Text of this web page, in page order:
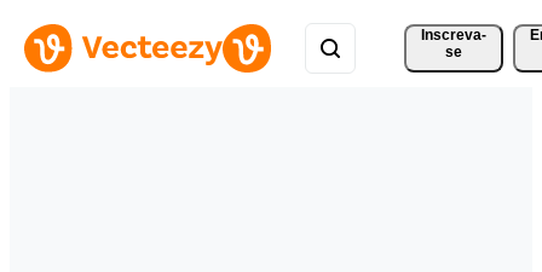
Inscreva-
se